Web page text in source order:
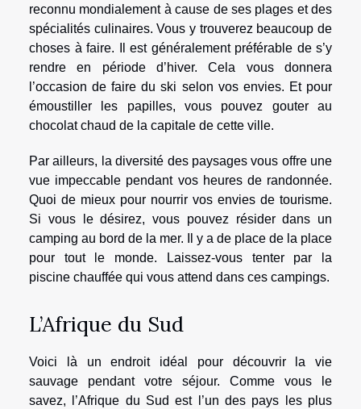
reconnu mondialement à cause de ses plages et des
spécialités culinaires. Vous y trouverez beaucoup de
choses à faire. Il est généralement préférable de s’y
rendre en période d’hiver. Cela vous donnera
l’occasion de faire du ski selon vos envies. Et pour
émoustiller les papilles, vous pouvez gouter au
chocolat chaud de la capitale de cette ville.
Par ailleurs, la diversité des paysages vous offre une
vue impeccable pendant vos heures de randonnée.
Quoi de mieux pour nourrir vos envies de tourisme.
Si vous le désirez, vous pouvez résider dans un
camping au bord de la mer. Il y a de place de la place
pour tout le monde. Laissez-vous tenter par la
piscine chauffée qui vous attend dans ces campings.
L’Afrique du Sud
Voici là un endroit idéal pour découvrir la vie
sauvage pendant votre séjour. Comme vous le
savez, l’Afrique du Sud est l’un des pays les plus